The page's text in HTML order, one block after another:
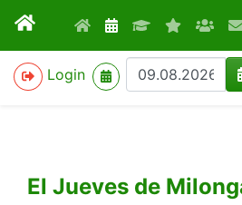
Login
>
El Jueves de